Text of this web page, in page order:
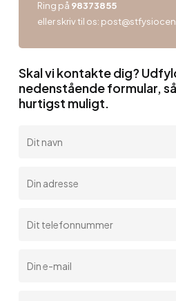
Ring på 98373855
eller skriv til os:
Skal vi kontakte dig?
nedenstående formular,
hurtigst muligt.